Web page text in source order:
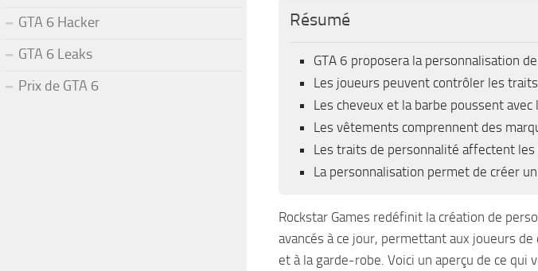
Résumé
GTA 6 proposera la personnalisation
Les joueurs peuvent contrôler les
Les cheveux et la barbe poussent
Les vêtements comprennent des
Les traits de personnalité affectent
La personnalisation permet de créer
Rockstar Games redéfinit la création de
avancés à ce jour, permettant aux joueurs
et à la garde-robe. Voici un aperçu de ce qui
GTA 6 Hacker
GTA 6 Leaks
Prix de GTA 6